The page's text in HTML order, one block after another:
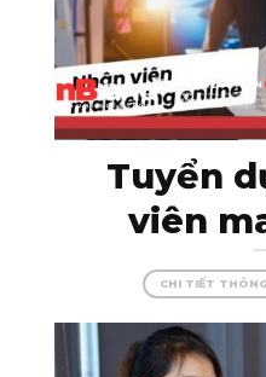
Tuyển
viên
online
sáng
CHI TIẾT